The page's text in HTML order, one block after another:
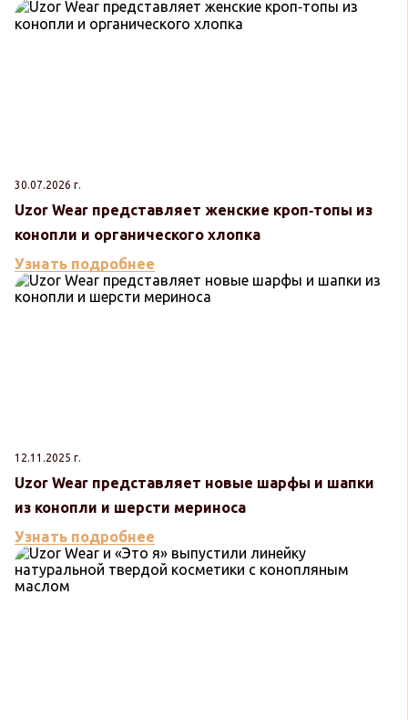
30.07.2026 г.
Uzor Wear представляет женские кроп‑топы из
конопли и органического хлопка
Узнать подробнее
12.11.2025 г.
Uzor Wear представляет новые шарфы и шапки
из конопли и шерсти мериноса
Узнать подробнее